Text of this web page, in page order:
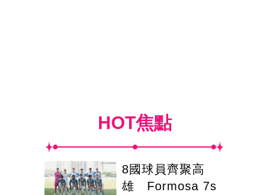
HOT焦點
8國球員齊聚高
雄 Formosa 7s